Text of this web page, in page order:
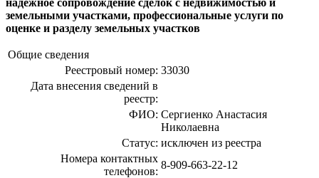
земельными участками, профессиональные услуги по
оценке и разделу земельных участков
Общие сведения
Реестровый номер: 33030
Дата внесения сведений в
реестр:
ФИО: Сергиенко Анастасия
Николаевна
Статус: исключен из реестра
Номера контактных
телефонов:
8-909-663-22-12